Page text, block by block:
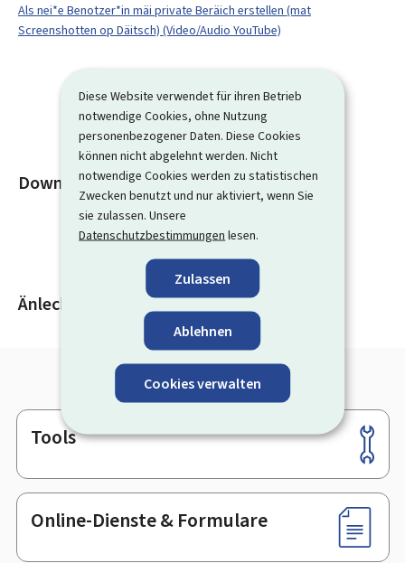
Diese Website verwendet für ihren Betrieb
notwendige Cookies, ohne Nutzung
personenbezogener Daten. Diese Cookies
können nicht abgelehnt werden. Nicht
notwendige Cookies werden zu statistischen
Zwecken benutzt und nur aktiviert, wenn Sie
sie zulassen. Unsere
Datenschutzbestimmungen lesen.
Zulassen
Ablehnen
Cookies verwalten
Als nei*e Benotzer*in mäi private Beräich erstellen (mat
Screenshotten op Däitsch) (Video/Audio YouTube)
Download
Änlech Inhalter
Footer
Tools
Online-Dienste & Formulare